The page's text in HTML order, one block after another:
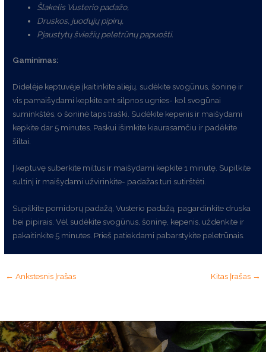
Šlakelis Vusterio padažo,
Druskos, juodųjų pipirų,
Pjaustytų šviežių peletrūnų papuošti.
Gaminimas:
Didelėje keptuvėje įkaitinkite aliejų, sudėkite svogūnus, šoninę ir
vis pamaišydami kepkite ant silpnos ugnies- kol svogūnai
suminkštės, o šoninė taps traški. Sudėkite kepenis ir maišydami
kepkite dar 5 minutes. Paskui išimkite kiaurasamčiu ir padėkite
šiltai.
Į keptuvę suberkite miltus ir maišydami kepkite 1 minutę. Supilkite
sultinį ir maišydami užvirinkite- padažas turi sutirštėti.
Supilkite pomidorų padažą, Vusterio padažą, pagardinkite druska
bei pipirais. Vėl sudėkite svogūnus, šoninę, kepenis, uždenkite ir
pakaitinkite 5 minutes. Prieš patiekdami pabarstykite peletrūnais.
← Ankstesnis Įrašas Kitas Įrašas →